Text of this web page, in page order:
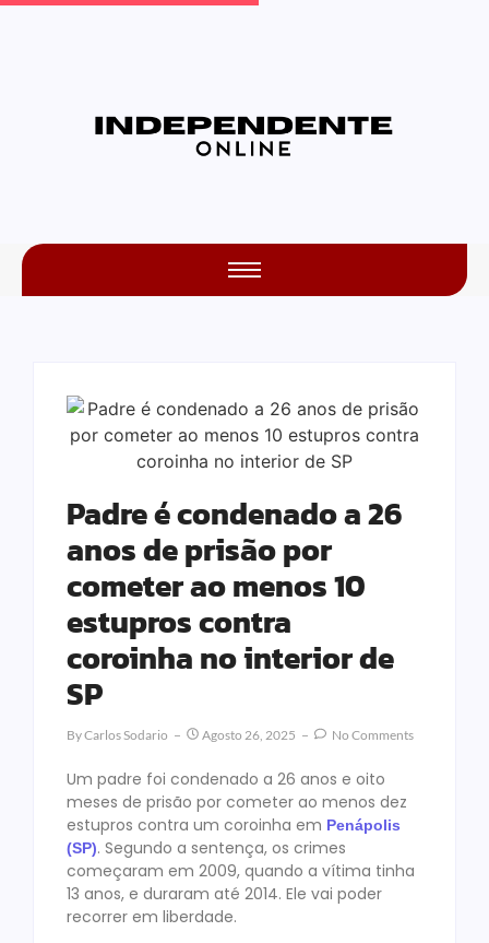
Padre é condenado a 26
anos de prisão por
cometer ao menos 10
estupros contra
coroinha no interior de
SP
ByCarlos Sodario Agosto 26, 2025 No Comments
Um padre foi condenado a 26 anos e oito
meses de prisão por cometer ao menos dez
estupros contra um coroinha em Penápolis
(SP). Segundo a sentença, os crimes
começaram em 2009, quando a vítima tinha
13 anos, e duraram até 2014. Ele vai poder
recorrer em liberdade.